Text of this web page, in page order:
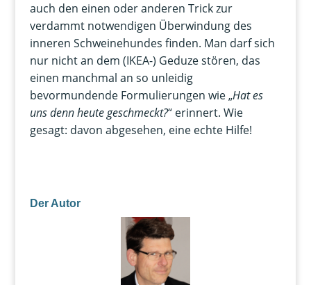
auch den einen oder anderen Trick zur
verdammt notwendigen Überwindung des
inneren Schweinehundes finden. Man darf sich
nur nicht an dem (IKEA-) Geduze stören, das
einen manchmal an so unleidig
bevormundende Formulierungen wie „Hat es
uns denn heute geschmeckt?“ erinnert. Wie
gesagt: davon abgesehen, eine echte Hilfe!
Der Autor